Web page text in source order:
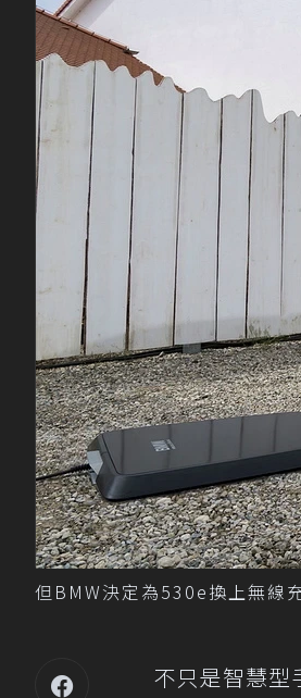
但BMW決定為530e換上無線
不只是智慧型